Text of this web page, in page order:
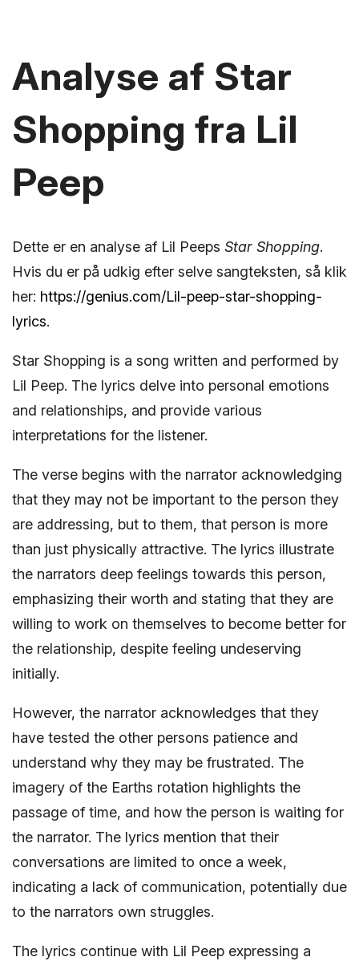
Analyse af Star
Shopping fra Lil
Peep
Dette er en analyse af Lil Peeps Star Shopping.
Hvis du er på udkig efter selve sangteksten, så klik
her: https://genius.com/Lil-peep-star-shopping-
lyrics.
Star Shopping is a song written and performed by
Lil Peep. The lyrics delve into personal emotions
and relationships, and provide various
interpretations for the listener.
The verse begins with the narrator acknowledging
that they may not be important to the person they
are addressing, but to them, that person is more
than just physically attractive. The lyrics illustrate
the narrators deep feelings towards this person,
emphasizing their worth and stating that they are
willing to work on themselves to become better for
the relationship, despite feeling undeserving
initially.
However, the narrator acknowledges that they
have tested the other persons patience and
understand why they may be frustrated. The
imagery of the Earths rotation highlights the
passage of time, and how the person is waiting for
the narrator. The lyrics mention that their
conversations are limited to once a week,
indicating a lack of communication, potentially due
to the narrators own struggles.
The lyrics continue with Lil Peep expressing a